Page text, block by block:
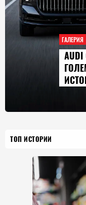
ГАЛЕРИЯ
ТОП ИСТОРИИ